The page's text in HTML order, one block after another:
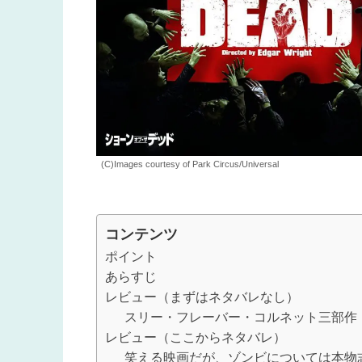
(C)Images courtesy of Park Circus/Universal
コンテンツ
ポイント
あらすじ
レビュー（まずはネタバレなし）
スリー・フレーバー・コルネット三部作
レビュー（ここからネタバレ）
笑える映画だが、ゾンビについては本物